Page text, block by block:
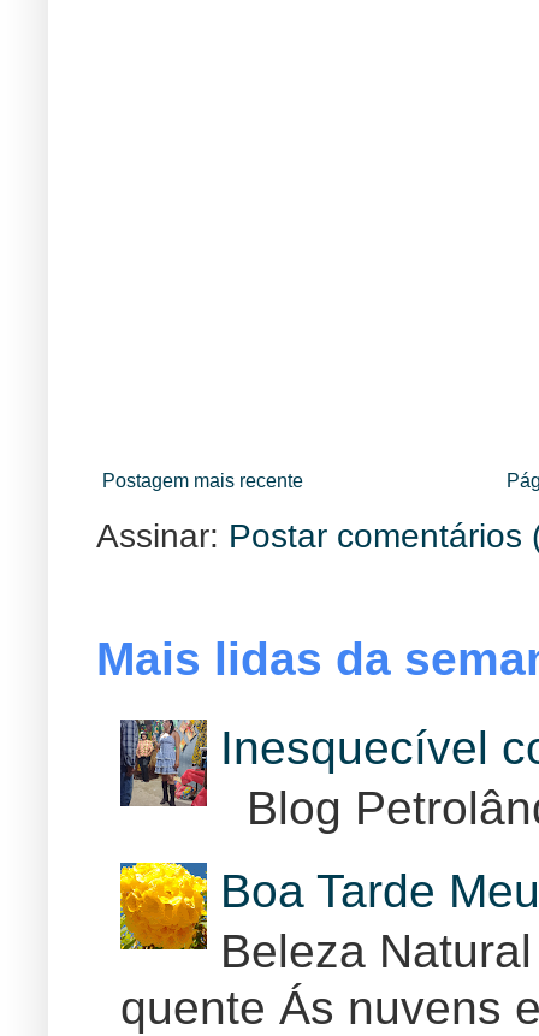
Postagem mais recente
Assinar: Postar comentários
Mais lidas da
Inesquecível
Blog
Boa Tarde
Beleza
quente Ás nuvens